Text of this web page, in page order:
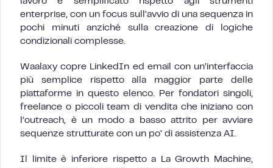
enterprise, con un focus sull’avvio di una sequenza in
pochi minuti anziché sulla creazione di logiche
condizionali complesse.
Waalaxy copre LinkedIn ed email con un’interfaccia
più semplice rispetto alla maggior parte delle
piattaforme in questo elenco. Per fondatori singoli,
freelance o piccoli team di vendita che iniziano con
l’outreach, è un modo a basso attrito per avviare
sequenze strutturate con un po’ di assistenza AI.
Il limite è inferiore rispetto a La Growth Machine,